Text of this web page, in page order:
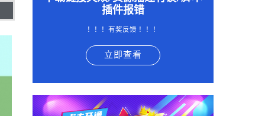
插件报错
！！！有奖反馈 ！！！
立即查看